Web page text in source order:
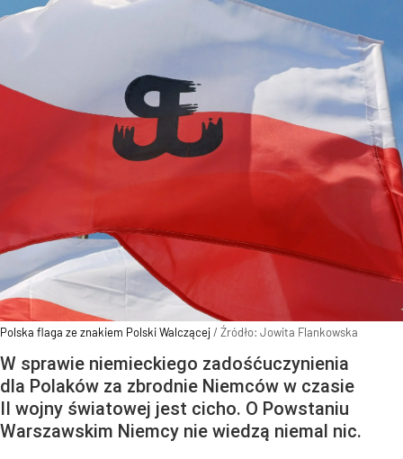
Polska flaga ze znakiem Polski Walczącej/ Źródło: Jowita Flankowska
W sprawie niemieckiego zadośćuczynienia
dla Polaków za zbrodnie Niemców w czasie
II wojny światowej jest cicho. O Powstaniu
Warszawskim Niemcy nie wiedzą niemal nic.